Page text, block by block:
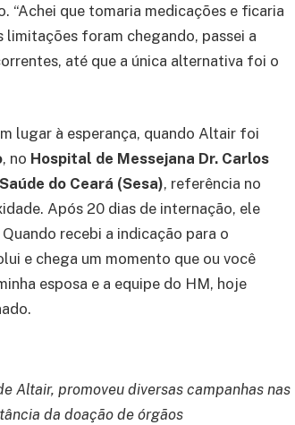
“Achei que tomaria medicações e ficaria
limitações foram chegando, passei a
até que a única alternativa foi o
lugar à esperança, quando Altair foi
, no Hospital de Messejana Dr. Carlos
do Ceará (Sesa), referência no
Após 20 dias de internação, ele
recebi a indicação para o
e chega um momento que ou você
esposa e a equipe do HM, hoje
Altair, promoveu diversas campanhas nas
da doação de órgãos